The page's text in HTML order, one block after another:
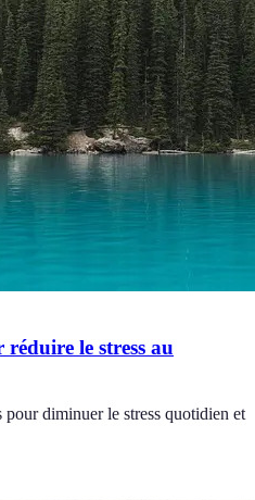
le stress au
pour diminuer le stress quotidien et